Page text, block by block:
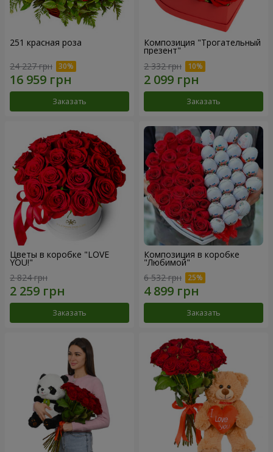
251 красная роза
24 227 грн
Заказать
Композиция "Трогательный
презент"
2 332 грн
Заказать
Цветы в коробке "LOVE
YOU!"
2 824 грн
Заказать
Композиция в коробке
"Любимой"
6 532 грн
Заказать